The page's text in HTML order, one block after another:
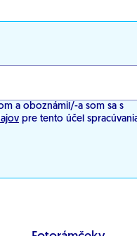
a oboznámil/-a som sa s
pre tento účel